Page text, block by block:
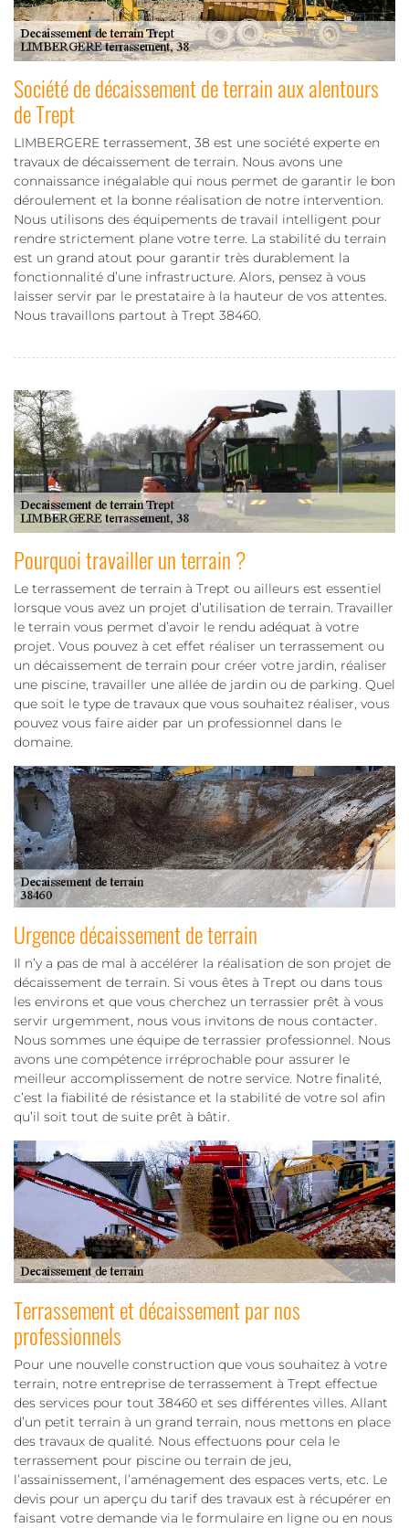
Société de décaissement de terrain aux alentours
de Trept
LIMBERGERE terrassement, 38 est une société experte en
travaux de décaissement de terrain. Nous avons une
connaissance inégalable qui nous permet de garantir le bon
déroulement et la bonne réalisation de notre intervention.
Nous utilisons des équipements de travail intelligent pour
rendre strictement plane votre terre. La stabilité du terrain
est un grand atout pour garantir très durablement la
fonctionnalité d’une infrastructure. Alors, pensez à vous
laisser servir par le prestataire à la hauteur de vos attentes.
Nous travaillons partout à Trept 38460.
Pourquoi travailler un terrain ?
Le terrassement de terrain à Trept ou ailleurs est essentiel
lorsque vous avez un projet d’utilisation de terrain. Travailler
le terrain vous permet d’avoir le rendu adéquat à votre
projet. Vous pouvez à cet effet réaliser un terrassement ou
un décaissement de terrain pour créer votre jardin, réaliser
une piscine, travailler une allée de jardin ou de parking. Quel
que soit le type de travaux que vous souhaitez réaliser, vous
pouvez vous faire aider par un professionnel dans le
domaine.
Urgence décaissement de terrain
Il n’y a pas de mal à accélérer la réalisation de son projet de
décaissement de terrain. Si vous êtes à Trept ou dans tous
les environs et que vous cherchez un terrassier prêt à vous
servir urgemment, nous vous invitons de nous contacter.
Nous sommes une équipe de terrassier professionnel. Nous
avons une compétence irréprochable pour assurer le
meilleur accomplissement de notre service. Notre finalité,
c’est la fiabilité de résistance et la stabilité de votre sol afin
qu’il soit tout de suite prêt à bâtir.
Terrassement et décaissement par nos
professionnels
Pour une nouvelle construction que vous souhaitez à votre
terrain, notre entreprise de terrassement à Trept effectue
des services pour tout 38460 et ses différentes villes. Allant
d’un petit terrain à un grand terrain, nous mettons en place
des travaux de qualité. Nous effectuons pour cela le
terrassement pour piscine ou terrain de jeu,
l’assainissement, l’aménagement des espaces verts, etc. Le
devis pour un aperçu du tarif des travaux est à récupérer en
faisant votre demande via le formulaire en ligne ou en nous